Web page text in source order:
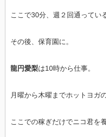
ここで30分、週２回通ってい
その後、保育園に。
龍円愛梨は10時から仕事。
月曜から木曜までホットヨガ
ここでの稼ぎだけでニコ君を